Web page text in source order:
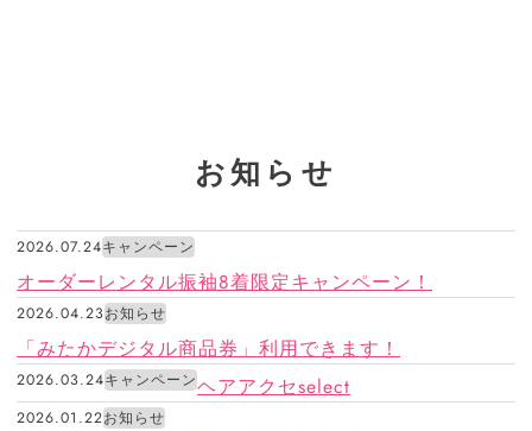
お知らせ
2026.07.24キャンペーン
オーダーレンタル振袖8着限定キャンペーン！
2026.04.23お知らせ
「みたかデジタル商品券」利用できます！
2026.03.24キャンペーンヘアアクセselect
2026.01.22お知らせ